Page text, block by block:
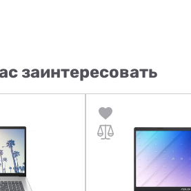
заинтересовать